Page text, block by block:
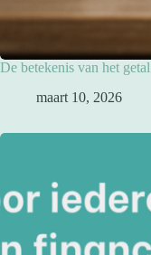
De betekenis van het
maart 10, 2026